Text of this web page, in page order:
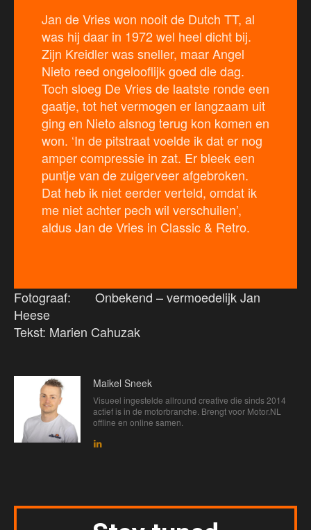
Jan de Vries won nooit de Dutch TT, al
was hij daar in 1972 wel heel dicht bij.
Zijn Kreidler was sneller, maar Angel
Nieto reed ongelooflijk goed die dag.
Toch sloeg De Vries de laatste ronde een
gaatje, tot het vermogen er langzaam uit
ging en Nieto alsnog terug kon komen en
won. ‘In de pitstraat voelde ik dat er nog
amper compressie in zat. Er bleek een
puntje van de zuigerveer afgebroken.
Dat heb ik niet eerder verteld, omdat ik
me niet achter pech wil verschuilen’,
aldus Jan de Vries in Classic & Retro.
Fotograaf: Onbekend – vermoedelijk Jan
Heese
Tekst: Marien Cahuzak
Maikel Sneek
Visueel ingestelde allround creative die sinds 2014
actief is in de motorbranche. Brengt voor Motor.NL
offline en online samen.